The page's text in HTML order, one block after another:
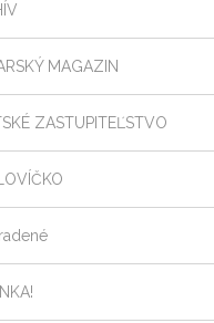
MAGAZIN
ZASTUPITEĽSTVO